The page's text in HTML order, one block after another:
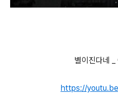
별이진다네 _
https://